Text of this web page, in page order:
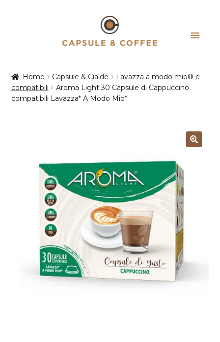
Home Capsule & Cialde
Lavazza a modo mio® e
compatibili
Aroma Light 30 Capsule di Cappuccino
compatibili Lavazza* A Modo Mio*